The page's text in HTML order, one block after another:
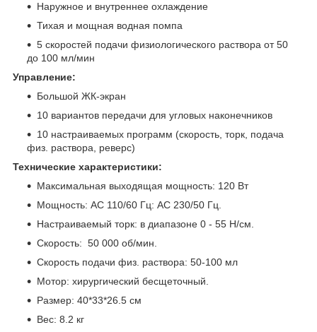
Наружное и внутреннее охлаждение
Тихая и мощная водная помпа
5 скоростей подачи физиологического раствора от 50
до 100 мл/мин
Управление:
Большой ЖК-экран
10 вариантов передачи для угловых наконечников
10 настраиваемых программ (скорость, торк, подача
физ. раствора, реверс)
Технические характеристики:
Максимальная выходящая мощность: 120 Вт
Мощность: АС 110/60 Гц: AC 230/50 Гц.
Настраиваемый торк: в диапазоне 0 - 55 Н/см.
Скорость: 50 000 об/мин.
Скорость подачи физ. раствора: 50-100 мл
Мотор: хирургический бесщеточный.
Размер: 40*33*26.5 см
Вес: 8.2 кг